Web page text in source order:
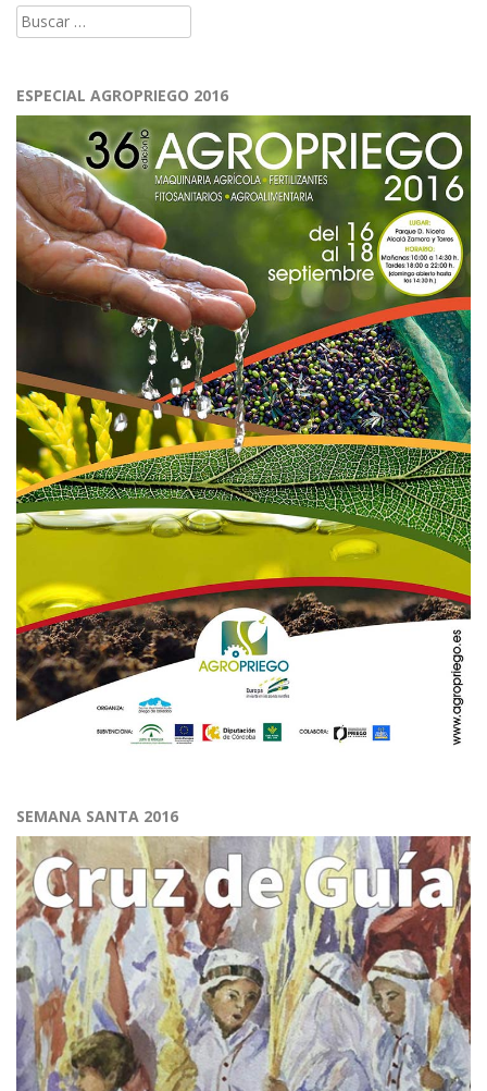
Buscar:
ESPECIAL AGROPRIEGO 2016
SEMANA SANTA 2016